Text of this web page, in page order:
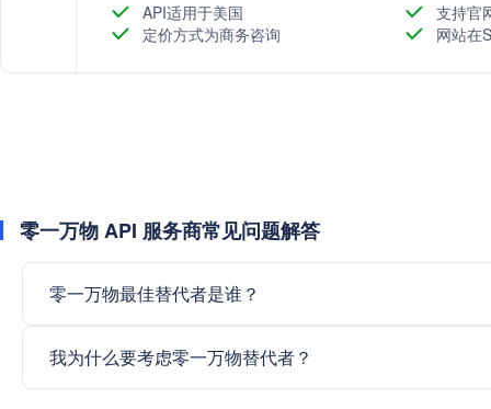
API适用于美国
支持官
定价方式为商务咨询
网站在
零一万物 API 服务商常见问题解答
零一万物最佳替代者是谁？
我为什么要考虑零一万物替代者？